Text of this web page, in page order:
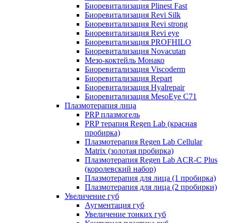
Биоревитализация Plinest Fast
Биоревитализация Revi Silk
Биоревитализация Revi strong
Биоревитализация Revi eye
Биоревитализация PROFHILO
Биоревитализация Novacutan
Мезо-коктейль Монако
Биоревитализация Viscoderm
Биоревитализация Repart
Биоревитализация Hyalrepair
Биоревитализация MesoEye C71
Плазмотерапия лица
PRP плазмогель
PRP терапия Regen Lab (красная
пробирка)
Плазмотерапия Regen Lab Cellular
Matrix (золотая пробирка)
Плазмотерапия Regen Lab ACR-C Plus
(королевский набор)
Плазмотерапия для лица (1 пробирка)
Плазмотерапия для лица (2 пробирки)
Увеличение губ
Аугментация губ
Увеличение тонких губ